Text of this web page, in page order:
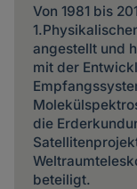
Von 1981 bis
angestellt und
mit der
die
beteiligt.